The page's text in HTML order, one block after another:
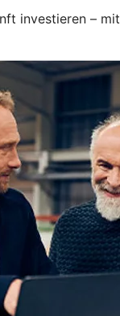
investieren – mit